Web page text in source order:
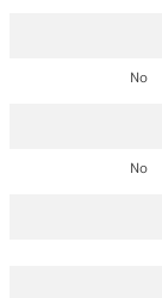
No
No